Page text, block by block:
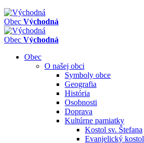
Obec Východná
Obec Východná
Obec
O našej obci
Symboly obce
Geografia
História
Osobnosti
Doprava
Kultúrne pamiatky
Kostol sv. Štefana
Evanjelický kostol